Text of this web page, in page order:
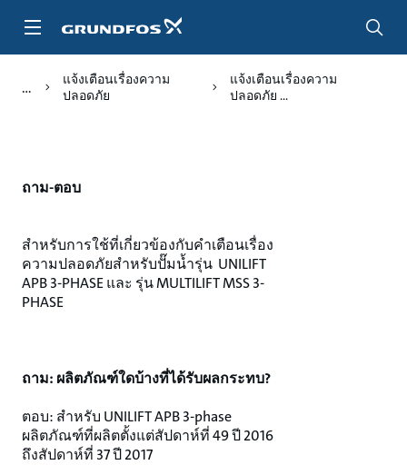
แจ้งเตือนเรื่องความ
ปลอดภัย
แจ้งเตือนเรื่องความ
ปลอดภัย ...
ถาม-ตอบ
สำหรับการใช้ที่เกี่ยวข้องกับคำเตือนเรื่อง
ความปลอดภัยสำหรับปั๊มน้ำรุ่น UNILIFT
APB 3-PHASE และ รุ่น MULTILIFT MSS 3-
PHASE
ถาม: ผลิตภัณฑ์ใดบ้างที่ได้รับผลกระทบ?
ตอบ: สำหรับ UNILIFT APB 3-phase
ผลิตภัณฑ์ที่ผลิตตั้งแต่สัปดาห์ที่ 49 ปี 2016
ถึงสัปดาห์ที่ 37 ปี 2017